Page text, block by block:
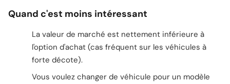
Quand c'est moins intéressant
La valeur de marché est nettement inférieure à
l'option d'achat (cas fréquent sur les véhicules à
forte décote).
Vous voulez changer de véhicule pour un modèle